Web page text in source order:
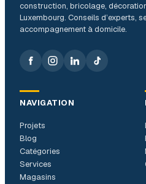
construction, bricolage,
Luxembourg. Conseils d’experts,
accompagnement à domicile.
NAVIGATION
Projets
Blog
Catégories
Services
Magasins